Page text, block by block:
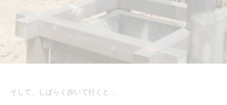
そして、しばらく歩いて行くと…